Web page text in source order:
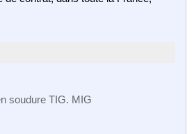
soudure TIG. MIG